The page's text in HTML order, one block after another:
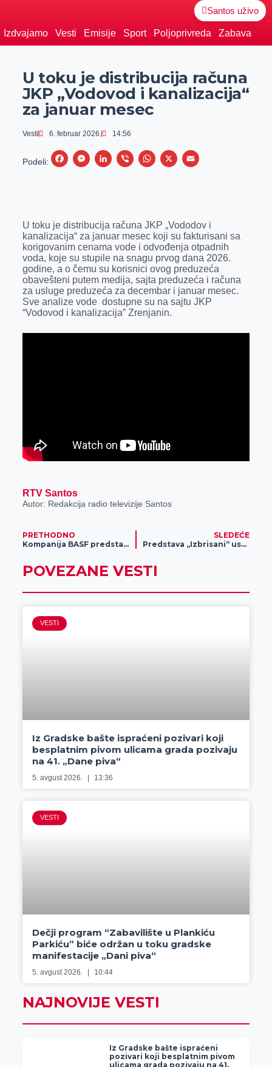
Santos uživo
Izdvajamo Vesti Emisije Sport Poljoprivreda Zabava
U toku je distribucija računa
JKP „Vodovod i kanalizacija“
za januar mesec
Vesti 6. februar 2026. 14:56
Podeli:
F
b
o
o
k
M
e
n
g
e
r
L
e
d
I
n
V
r
W
s
A
p
p
X
E
l
U toku je distribucija računa JKP „Vododov i
kanalizacija“ za januar mesec koji su fakturisani sa
korigovanim cenama vode i odvođenja otpadnih
voda, koje su stupile na snagu prvog dana 2026.
godine, a o čemu su korisnici ovog preduzeća
obavešteni putem medija, sajta preduzeća i računa
za usluge preduzeća za decembar i januar mesec.
Sve analize vode dostupne su na sajtu JKP
“Vodovod i kanalizacija” Zrenjanin.
RTV Santos
Autor: Redakcija radio televizije Santos
PRETHODNO
Kompanija BASF predstavila inovacije i nove preparate za 2026. godinu
SLEDEĆE
Predstava „Izbrisani“ uskoro na sceni Kulturnog centra
POVEZANE VESTI
VESTI
Iz Gradske bašte ispraćeni pozivari koji
besplatnim pivom ulicama grada pozivaju
na 41. „Dane piva“
5. avgust 2026. 13:36
VESTI
Dečji program “Zabavilište u Plankiću
Parkiću” biće održan u toku gradske
manifestacije „Dani piva“
5. avgust 2026. 10:44
NAJNOVIJE VESTI
Iz Gradske bašte ispraćeni
pozivari koji besplatnim pivom
ulicama grada pozivaju na 41.